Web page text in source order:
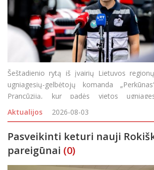
Šeštadienio rytą iš įvairių Lietuvos
ugniagesių-gelbėtojų komanda
Prancūziją, kur padės vietos
siautėjančiais didžiuliais miškų gaisrais.
savanorių būriui
Aktualijos 2026-08-03
Pasveikinti keturi nauji
pareigūnai (0)